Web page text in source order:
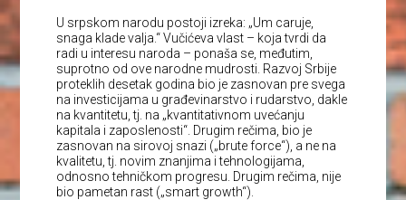
U srpskom narodu postoji izreka: „Um caruje,
snaga klade valja.“ Vučićeva vlast – koja tvrdi da
radi u interesu naroda – ponaša se, međutim,
suprotno od ove narodne mudrosti. Razvoj Srbije
proteklih desetak godina bio je zasnovan pre svega
na investicijama u građevinarstvo i rudarstvo, dakle
na kvantitetu, tj. na „kvantitativnom uvećanju
kapitala i zaposlenosti“. Drugim rečima, bio je
zasnovan na sirovoj snazi („brute force“), a ne na
kvalitetu, tj. novim znanjima i tehnologijama,
odnosno tehničkom progresu. Drugim rečima, nije
bio pametan rast („smart growth“).